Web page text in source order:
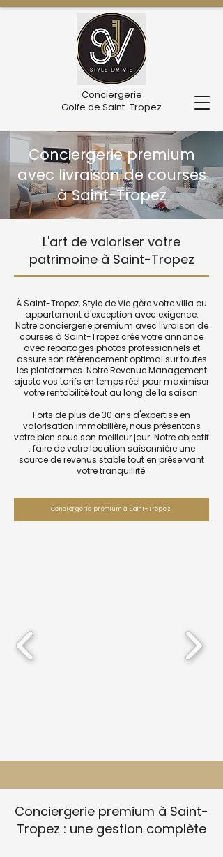
Conciergerie
Golfe de Saint-Tropez
Conciergerie premium
avec livraison de courses
à Saint-Tropez
L'art de valoriser votre
patrimoine à Saint-Tropez
À Saint-Tropez, Style de Vie gère votre villa ou
appartement d'exception avec exigence.
Notre conciergerie premium avec livraison de
courses à Saint-Tropez crée votre annonce
avec reportages photos professionnels et
assure son référencement optimal sur toutes
les plateformes. Notre Revenue Management
ajuste vos tarifs en temps réel pour maximiser
votre rentabilité tout au long de la saison.
Forts de plus de 30 ans d'expertise en
valorisation immobilière, nous présentons
votre bien sous son meilleur jour. Notre objectif
: faire de votre location saisonnière une
source de revenus stable tout en préservant
votre tranquillité.
Conciergerie premium à Saint-Tropez
Conciergerie premium à Saint-
Tropez : une gestion complète